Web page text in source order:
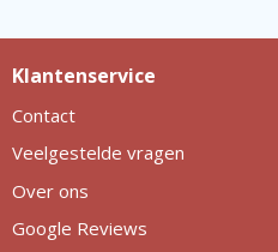
Klantenservice
Contact
Veelgestelde vragen
Over ons
Google Reviews